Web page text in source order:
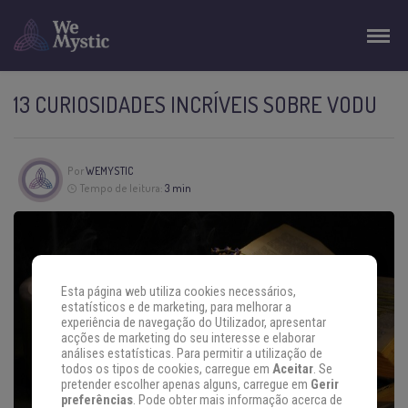
13 CURIOSIDADES INCRÍVEIS SOBRE VODU
PorWEMYSTIC
Tempo de leitura: 3 min
Esta página web utiliza cookies necessários,
estatísticos e de marketing, para melhorar a
experiência de navegação do Utilizador, apresentar
acções de marketing do seu interesse e elaborar
análises estatísticas. Para permitir a utilização de
todos os tipos de cookies, carregue em Aceitar. Se
pretender escolher apenas alguns, carregue em Gerir
preferências. Pode obter mais informação acerca de